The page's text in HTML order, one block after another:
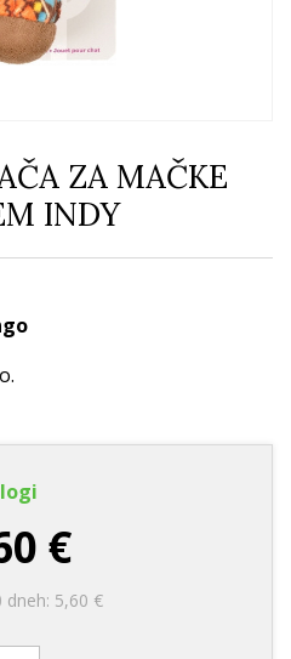
ZA MAČKE
INDY
€
dneh: 5,60 €